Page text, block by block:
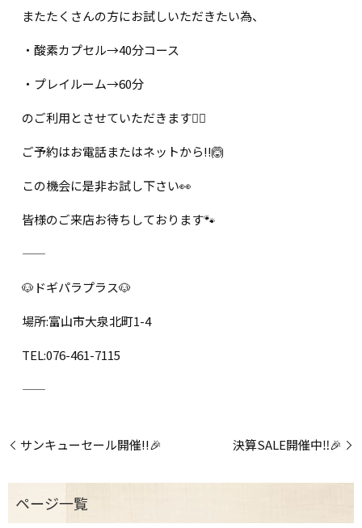
またたくさんの方にお試しいただきたい為、
・酸素カプセル→40分コース
・プレイルーム→60分
のご利用とさせていただきます🙇‍♀️
ご予約はお電話またはネットから!!🙆
この機会に是非お試し下さい👀
皆様のご来店お待ちしております🐾
―――――――――――――――――
🐶ドギパラプラス🐶
場所:富山市大泉北町1-4
TEL:076-461-7115
―――――――――――――――――
サンキューセール開催!!🎉 決算SALE開催中‼️🎉